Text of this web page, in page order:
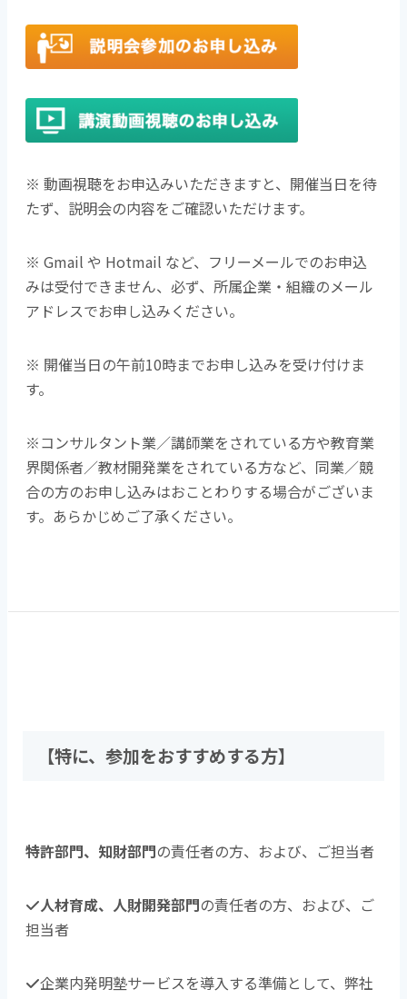
※ 動画視聴をお申込みいただきますと、開催当日を待
たず、説明会の内容をご確認いただけます。
※ Gmail や Hotmail など、フリーメールでのお申込
みは受付できません、必ず、所属企業・組織のメール
アドレスでお申し込みください。
※ 開催当日の午前10時までお申し込みを受け付けま
す。
※コンサルタント業／講師業をされている方や教育業
界関係者／教材開発業をされている方など、同業／競
合の方のお申し込みはおことわりする場合がございま
す。あらかじめご了承ください。
【特に、参加をおすすめする方】
特許部門、知財部門の責任者の方、および、ご担当者
人材育成、人財開発部門の責任者の方、および、ご
担当者
企業内発明塾サービスを導入する準備として、弊社